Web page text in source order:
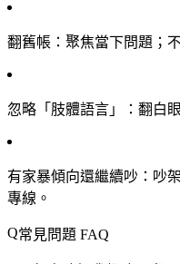
翻舊帳 ：聚焦當下問題；
忽略「肢體語言」 ：翻白
有家暴傾向還繼續吵 ：吵
專線。
常見問題 FAQ